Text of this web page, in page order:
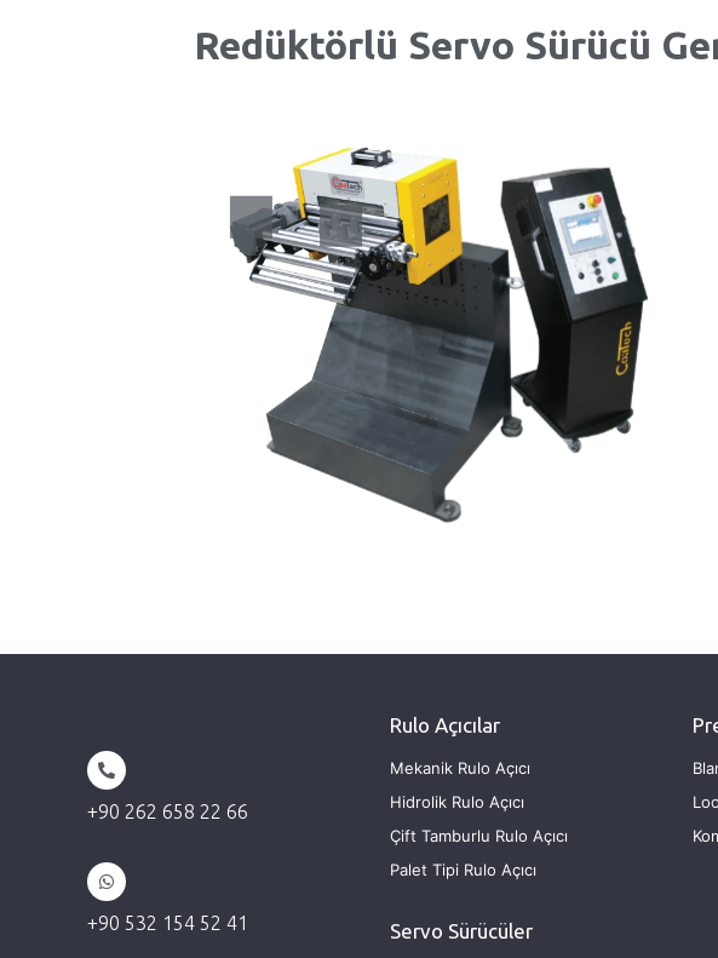
Redüktörlü Servo Sürücü
+90 262 658 22 66
+90 532 154 52 41
Rulo Açıcılar
Mekanik Rulo Açıcı
Hidrolik Rulo Açıcı
Çift Tamburlu Rulo Açıcı
Palet Tipi Rulo Açıcı
Servo Sürücüler